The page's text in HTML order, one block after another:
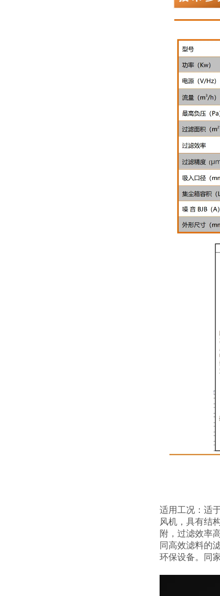
适用工况：适
风机，具有结
附，过滤效率
同高效滤料的
环保设备。同